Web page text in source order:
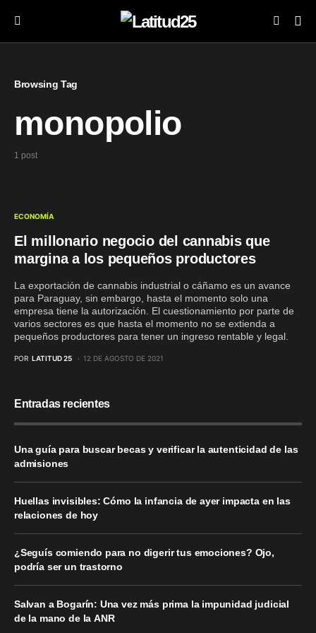
Browsing Tag
monopolio
1 post
ECONOMÍA
El millonario negocio del cannabis que
margina a los pequeños productores
La exportación de cannabis industrial o cáñamo es un avance
para Paraguay, sin embargo, hasta el momento solo una
empresa tiene la autorización. El cuestionamiento por parte de
varios sectores es que hasta el momento no se extienda a
pequeños productores para tener un ingreso rentable y legal.
POR LATITUD 25 12 DE AGOSTO DE 2021
Entradas recientes
Una guía para buscar becas y verificar la autenticidad de las
admisiones
Huellas invisibles: Cómo la infancia de ayer impacta en las
relaciones de hoy
¿Seguís comiendo para no digerir tus emociones? Ojo,
podría ser un trastorno
Salvan a Bogarín: Una vez más prima la impunidad judicial
de la mano de la ANR